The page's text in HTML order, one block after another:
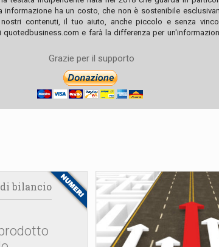
informazione ha un costo, che non è sostenibile
contenuti, il tuo aiuto, anche piccolo e senza
quotedbusiness.com e farà la differenza per
Grazie per il supporto
bilancio